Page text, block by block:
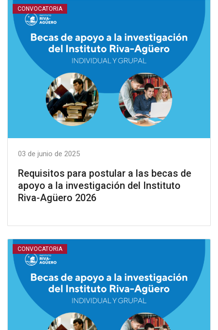
CONVOCATORIA
03 de junio de 2025
Requisitos para postular a las becas de
apoyo a la investigación del Instituto
Riva-Agüero 2026
CONVOCATORIA